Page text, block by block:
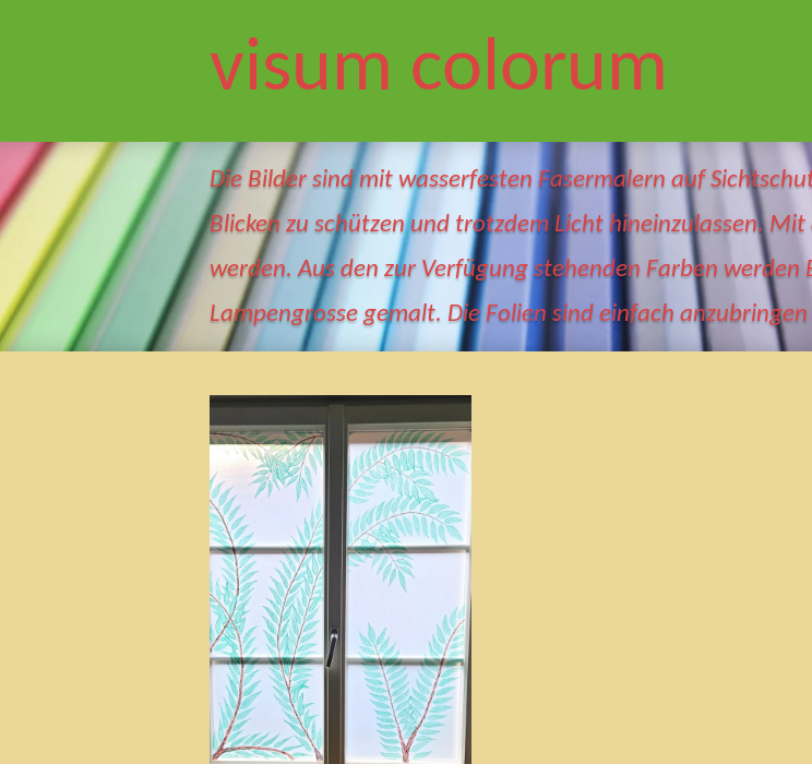
visum colorum
Die Bilder sind mit wasserfesten Fasermalern auf
Blicken zu schützen und trotzdem Licht hineinzulassen.
werden. Aus den zur Verfügung stehenden Farben
Lampengrosse gemalt. Die Folien sind einfach